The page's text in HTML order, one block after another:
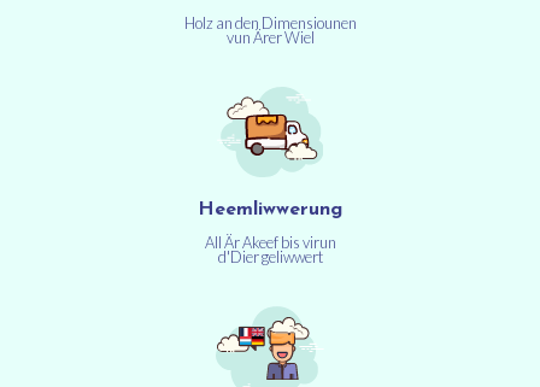
Holz an den Dimensiounen
vun Ärer Wiel
Heemliwwerung
All Är Akeef bis virun
d'Dier geliwwert